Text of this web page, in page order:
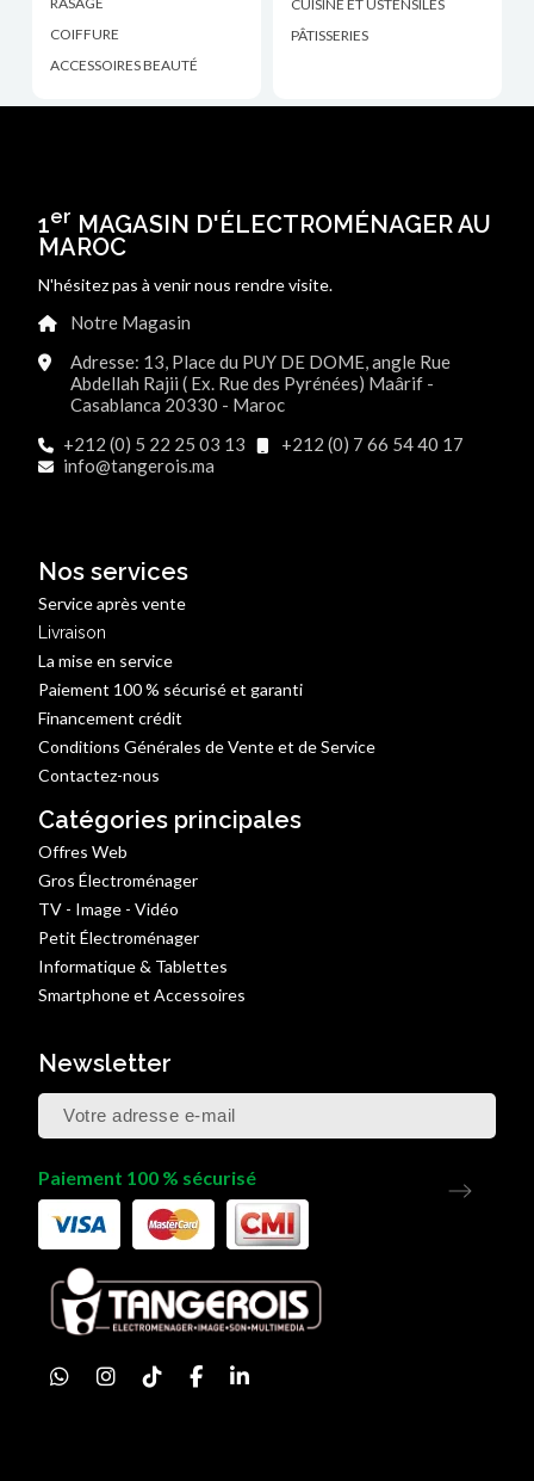
COIFFURE
ACCESSOIRES BEAUTÉ
CUISINE ET USTENSILES
PÂTISSERIES
1er MAGASIN D'ÉLECTROMÉNAGER AU
MAROC
N'hésitez pas à venir nous rendre visite.
Notre Magasin
Adresse: 13, Place du PUY DE DOME, angle Rue
Abdellah Rajii ( Ex. Rue des Pyrénées) Maârif -
Casablanca 20330 - Maroc
+212 (0) 5 22 25 03 13
+212 (0) 7 66 54 40 17
info@tangerois.ma
Nos services
Service après vente
Livraison
La mise en service
Paiement 100 % sécurisé et garanti
Financement crédit
Conditions Générales de Vente et de Service
Contactez-nous
Catégories principales
Offres Web
Gros Électroménager
TV - Image - Vidéo
Petit Électroménager
Informatique & Tablettes
Smartphone et Accessoires
Newsletter
Paiement 100 % sécurisé